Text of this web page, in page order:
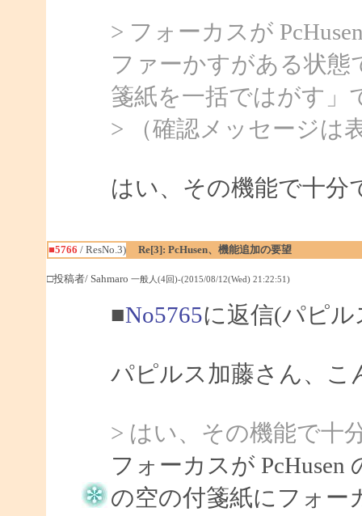
> フォーカスが
ファーかすがある状態
箋紙を一括ではがす」
> （確認メッセージは
はい、その機能で十分
■5766 / ResNo.3) Re[3]: PcHusen、機能追加の要望
□投稿者/ Sahmaro 一般人(4回)-(2015/08/12(Wed) 21:22:51)
■No5765に返信(パピ
パピルス加藤さん、こ
> はい、その機能で十
フォーカスが
の空の付箋紙にフォー